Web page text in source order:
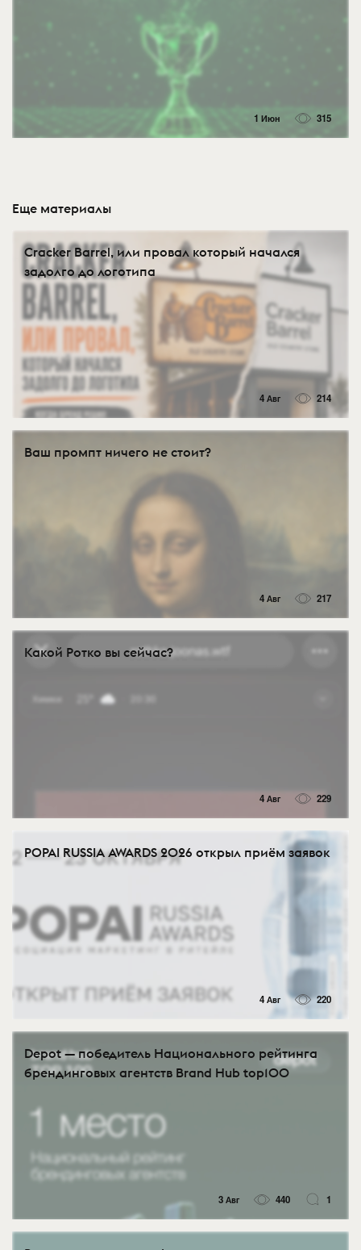
1 Июн 315
Еще материалы
Cracker Barrel, или провал который начался
задолго до логотипа
4 Авг 214
Ваш промпт ничего не стоит?
4 Авг 217
Какой Ротко вы сейчас?
4 Авг 229
POPAI RUSSIA AWARDS 2026 открыл приём заявок
4 Авг 220
Depot — победитель Национального рейтинга
брендинговых агентств Brand Hub top100
3 Авг 440 1